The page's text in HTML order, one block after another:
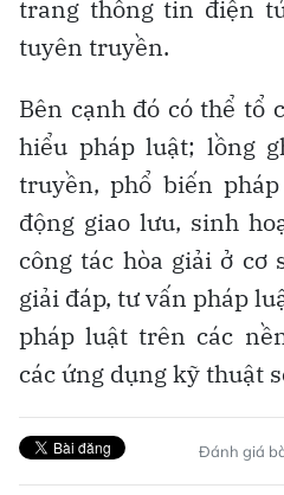
trang thông tin điện
tuyên truyền.
Bên cạnh đó có thể tổ
hiểu pháp luật; lồng
truyền, phổ biến
động giao lưu, sinh
công tác hòa giải ở cơ
giải đáp, tư vấn pháp
pháp luật trên các
các ứng dụng kỹ thuật
Đánh giá